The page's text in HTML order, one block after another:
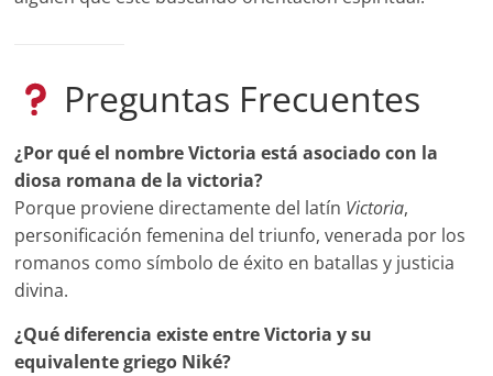
Preguntas Frecuentes
¿Por qué el nombre Victoria está asociado con la
diosa romana de la victoria?
Porque proviene directamente del latín Victoria,
personificación femenina del triunfo, venerada por los
romanos como símbolo de éxito en batallas y justicia
divina.
¿Qué diferencia existe entre Victoria y su
equivalente griego Niké?